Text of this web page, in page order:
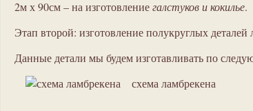
2м х 90см – на изготовлениегалстуков и кокилье.
Этап второй: изготовление полукруглых деталей
Данные детали мы будем изготавливать по
схема ламбрекена